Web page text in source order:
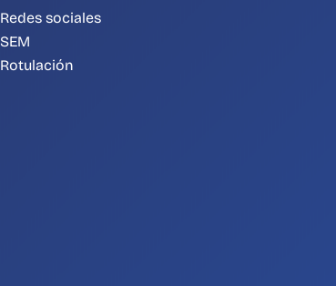
Redes sociales
SEM
Rotulación